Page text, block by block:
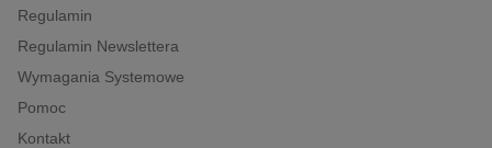
inne
popularno-naukowe
historia
Regulamin
Regulamin Newslettera
Wymagania Systemowe
Pomoc
Kontakt